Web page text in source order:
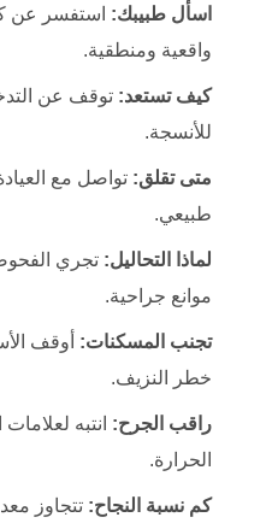
اسأل طبيبك: استفسر عن
واقعية ومنطقية.
كيف تستعد: توقف عن
للأنسجة.
متى تقلق: تواصل مع
طبيعي.
لماذا التحاليل: تجري
موانع جراحية.
تجنب المسكنات: أوقف
خطر النزيف.
راقب الجرح: انتبه
الحرارة.
كم نسبة النجاح: تتجاوز